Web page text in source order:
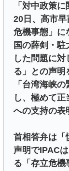
「対中政策
20日、高市
危機事態」に
国の薛剣・
した問題に
る」との声
「台湾海峡
し、極めて
への支持の表
首相答弁は「
声明でIPAC
る「存立危